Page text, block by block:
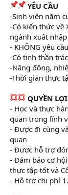
YÊU CẦU
-Sinh viên năm
-Có kiến thức về
ngành xuất
- KHÔNG yêu
-Có tinh thần
-Năng động,
-Thời gian thực
QUYỀN LỢI
- Học và thực
quan trong lĩnh
- Được đi cùng
quan
- Được hỗ trợ
- Đảm bảo cơ
thực tập tốt và
- Hỗ trợ chi phí